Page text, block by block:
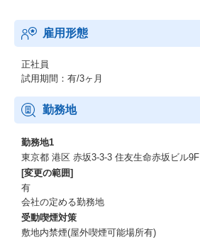
雇用形態
正社員
試用期間：有/3ヶ月
勤務地
勤務地1
東京都 港区 赤坂3-3-3 住友生命赤坂ビル9F
[変更の範囲]
有
会社の定める勤務地
受動喫煙対策
敷地内禁煙(屋外喫煙可能場所有)